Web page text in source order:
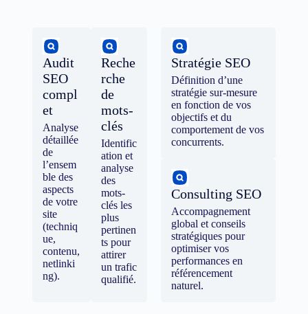
Audit
SEO
compl
et
Analyse
détaillée
de
l’ensem
ble des
aspects
de votre
site
(techniq
ue,
contenu,
netlinki
ng).
Reche
rche
de
mots-
clés
Identific
ation et
analyse
des
mots-
clés les
plus
pertinen
ts pour
attirer
un trafic
qualifié.
Stratégie SEO
Définition d’une
stratégie sur-mesure
en fonction de vos
objectifs et du
comportement de vos
concurrents.
Consulting SEO
Accompagnement
global et conseils
stratégiques pour
optimiser vos
performances en
référencement
naturel.